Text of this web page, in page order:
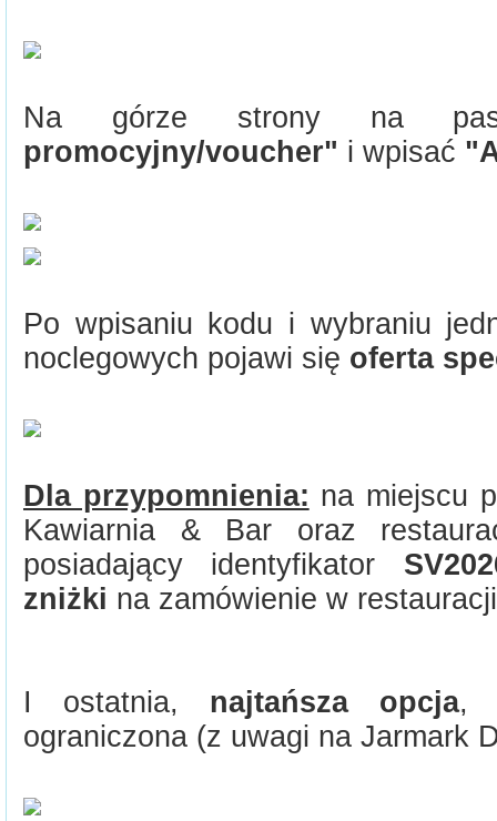
Na górze strony na
promocyjny/voucher" i wpisać
Po wpisaniu kodu i wybraniu
noclegowych pojawi się oferta
Dla przypomnienia: na miejscu
Kawiarnia & Bar oraz
posiadający identyfikator
zniżki na zamówienie w
I ostatnia, najtańsza opcja,
ograniczona (z uwagi na Jarmark